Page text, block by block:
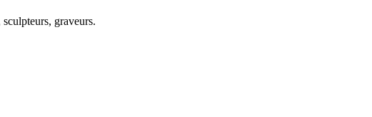
graveurs.